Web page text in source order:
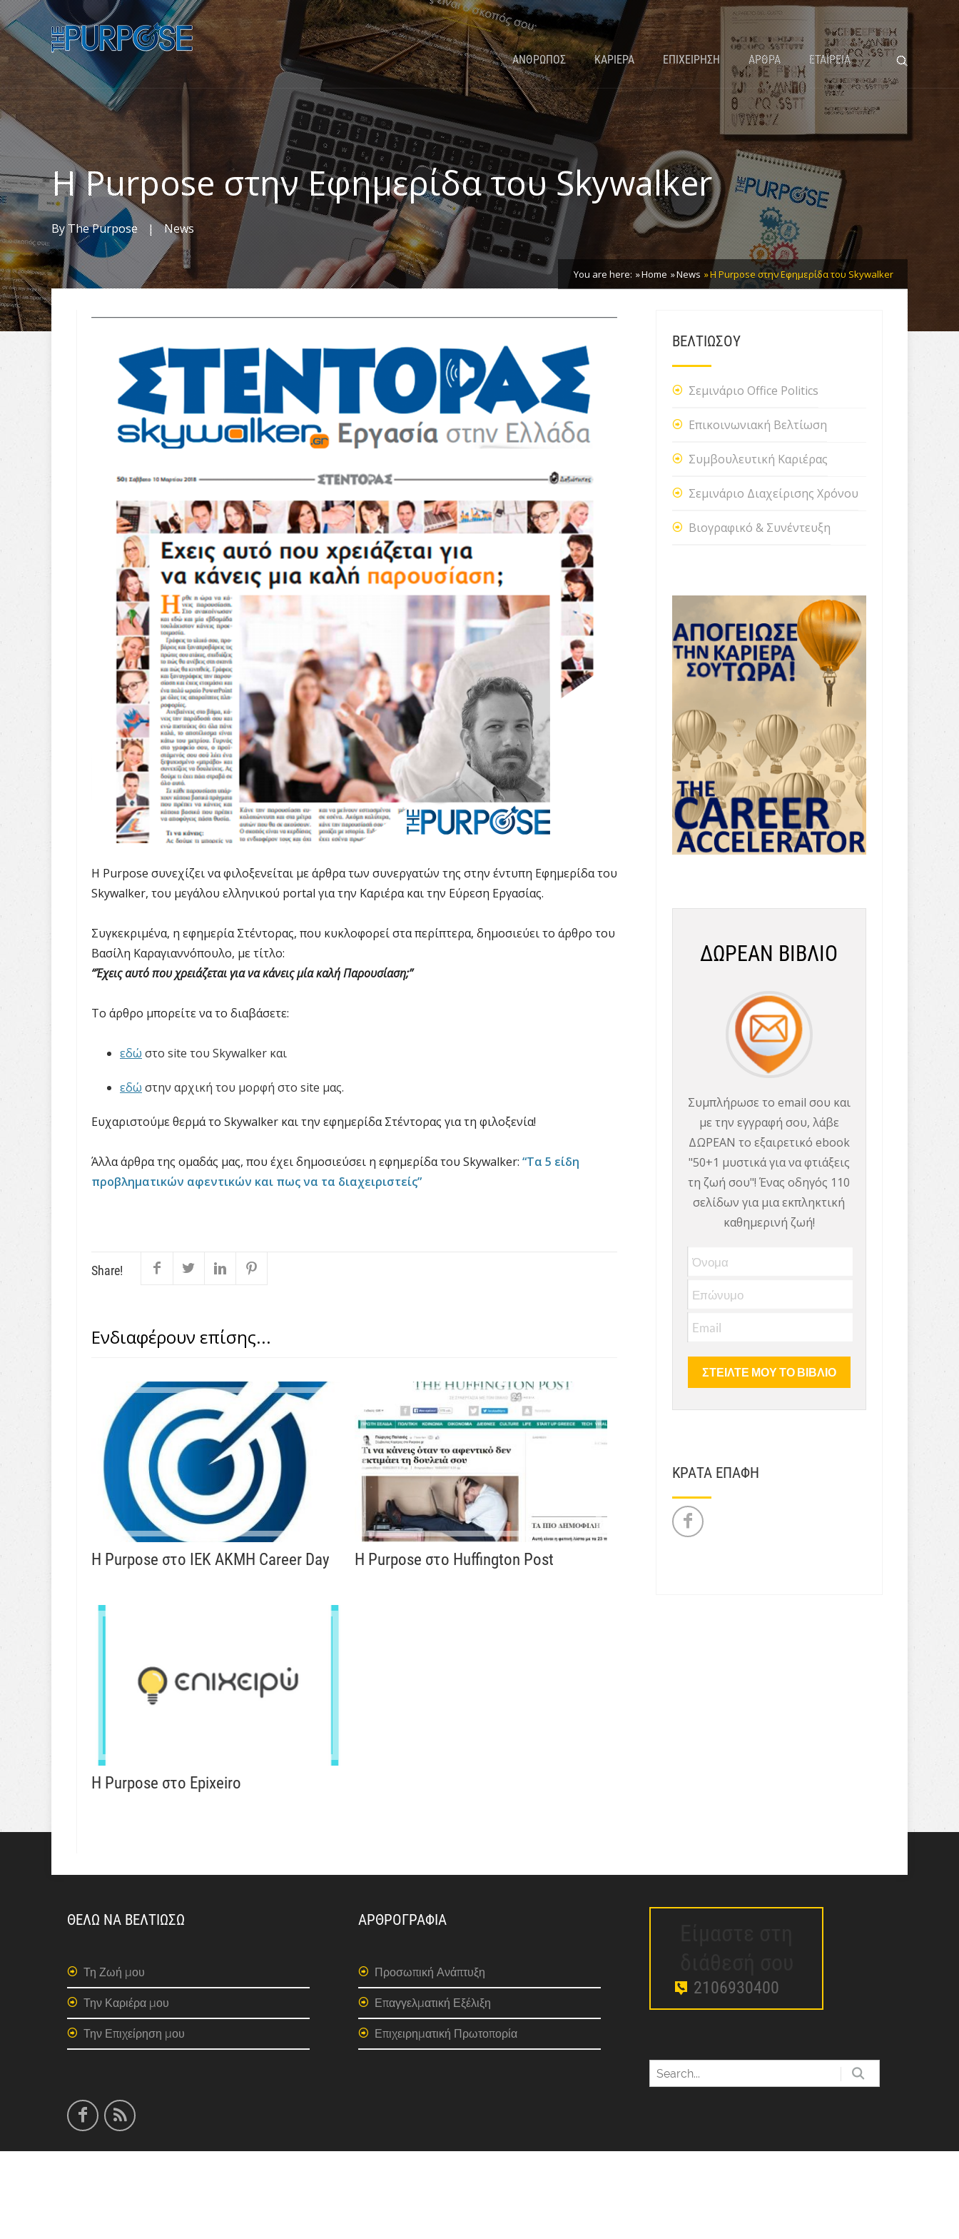
ΑΝΘΡΩΠΟΣ ΚΑΡΙΕΡΑ ΕΠΙΧΕΙΡΗΣΗ ΑΡΘΡΑ ΕΤΑΙΡΕΙΑ
Η Purpose στην Εφημερίδα του Skywalker
ByThe Purpose | News
You are here: Home News Η Purpose στην Εφημερίδα του Skywalker
Η Purpose συνεχίζει να φιλοξενείται με άρθρα των συνεργατών της στην έντυπη Εφημερίδα του
Skywalker, του μεγάλου ελληνικού portal για την Καριέρα και την Εύρεση Εργασίας.
Συγκεκριμένα, η εφημερία Στέντορας, που κυκλοφορεί στα περίπτερα, δημοσιεύει το άρθρο του
Βασίλη Καραγιαννόπουλο, με τίτλο:
“Έχεις αυτό που χρειάζεται για να κάνεις μία καλή Παρουσίαση;”
Το άρθρο μπορείτε να το διαβάσετε:
εδώ στο site του Skywalker και
εδώ στην αρχική του μορφή στο site μας.
Ευχαριστούμε θερμά το Skywalker και την εφημερίδα Στέντορας για τη φιλοξενία!
Άλλα άρθρα της ομαδάς μας, που έχει δημοσιεύσει η εφημερίδα του Skywalker: “Τα 5 είδη
προβληματικών αφεντικών και πως να τα διαχειριστείς”
Share!
Ενδιαφέρουν επίσης...
H Purpose στo IEK AKMH Career Day Η Purpose στο Huffington Post
Η Purpose στο Epixeiro
ΒΕΛΤΙΩΣΟΥ
Σεμινάριο Office Politics
Επικοινωνιακή Βελτίωση
Συμβουλευτική Καριέρας
Σεμινάριο Διαχείρισης Χρόνου
Βιογραφικό & Συνέντευξη
ΔΩΡΕΑΝ ΒΙΒΛΙΟ
Συμπλήρωσε το email σου και
με την εγγραφή σου, λάβε
ΔΩΡΕΑΝ το εξαιρετικό ebook
"50+1 μυστικά για να φτιάξεις
τη ζωή σου"! Ένας οδηγός 110
σελίδων για μια εκπληκτική
καθημερινή ζωή!
ΚΡΑΤΑ ΕΠΑΦΗ
ΘΕΛΩ ΝΑ ΒΕΛΤΙΩΣΩ
Τη Ζωή μου
Την Καριέρα μου
Την Επιχείρηση μου
ΑΡΘΡΟΓΡΑΦΙΑ
Προσωπική Ανάπτυξη
Επαγγελματική Εξέλιξη
Επιχειρηματική Πρωτοπορία
2106930400